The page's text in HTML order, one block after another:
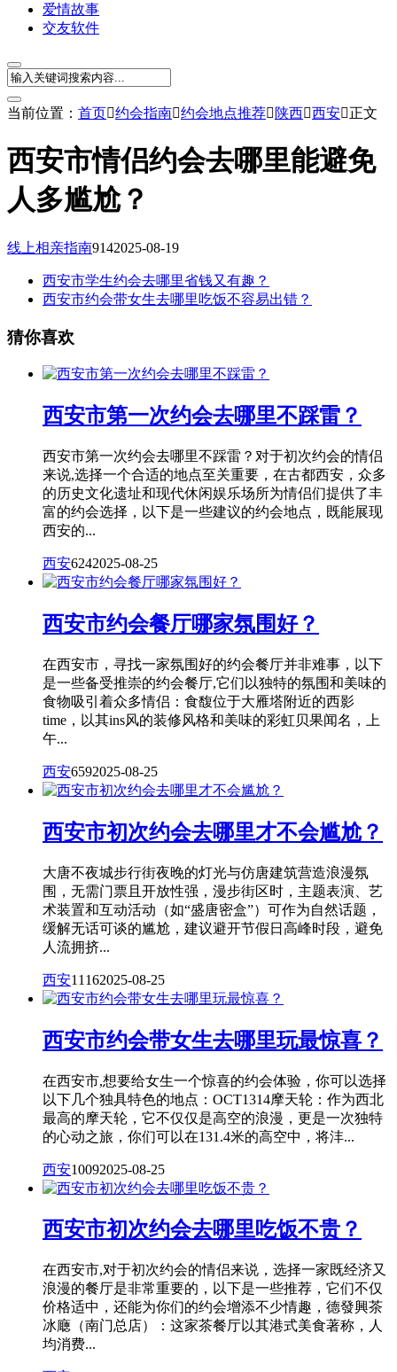
爱情故事
交友软件
当前位置： 首页约会指南约会地点推荐 陕西西安正文
西安市情侣约会去哪里能避免
人多尴尬？
线上相亲指南9142025-08-19
西安市学生约会去哪里省钱又有趣？
西安市约会带女生去哪里吃饭不容易出错？
猜你喜欢
西安市第一次约会去哪里不踩雷？
西安市第一次约会去哪里不踩雷？对于初次约会的情侣
来说,选择一个合适的地点至关重要，在古都西安，众多
的历史文化遗址和现代休闲娱乐场所为情侣们提供了丰
富的约会选择，以下是一些建议的约会地点，既能展现
西安的...
西安6242025-08-25
西安市约会餐厅哪家氛围好？
在西安市，寻找一家氛围好的约会餐厅并非难事，以下
是一些备受推崇的约会餐厅,它们以独特的氛围和美味的
食物吸引着众多情侣：食馥位于大雁塔附近的西影
time，以其ins风的装修风格和美味的彩虹贝果闻名，上
午...
西安6592025-08-25
西安市初次约会去哪里才不会尴尬？
大唐不夜城步行街夜晚的灯光与仿唐建筑营造浪漫氛
围，无需门票且开放性强，漫步街区时，主题表演、艺
术装置和互动活动（如“盛唐密盒”）可作为自然话题，
缓解无话可谈的尴尬，建议避开节假日高峰时段，避免
人流拥挤...
西安11162025-08-25
西安市约会带女生去哪里玩最惊喜？
在西安市,想要给女生一个惊喜的约会体验，你可以选择
以下几个独具特色的地点：OCT1314摩天轮：作为西北
最高的摩天轮，它不仅仅是高空的浪漫，更是一次独特
的心动之旅，你们可以在131.4米的高空中，将沣...
西安10092025-08-25
西安市初次约会去哪里吃饭不贵？
在西安市,对于初次约会的情侣来说，选择一家既经济又
浪漫的餐厅是非常重要的，以下是一些推荐，它们不仅
价格适中，还能为你们的约会增添不少情趣，德發興茶
冰廰（南门总店）：这家茶餐厅以其港式美食著称，人
均消费...